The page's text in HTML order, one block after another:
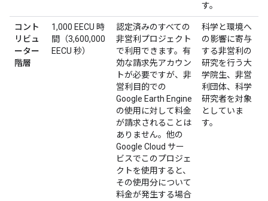
す。
コント
リビュ
ーター
階層
1,000 EECU 時
間（3,600,000
EECU 秒）
認定済みのすべての
非営利プロジェクト
で利用できます。有
効な請求先アカウン
トが必要ですが、非
営利目的での
Google Earth Engine
の使用に対して料金
が請求されることは
ありません。他の
Google Cloud サー
ビスでこのプロジェ
クトを使用すると、
その使用分について
料金が発生する場合
科学と環境へ
の影響に寄与
する非営利の
研究を行う大
学院生、非営
利団体、科学
研究者を対象
としていま
す。